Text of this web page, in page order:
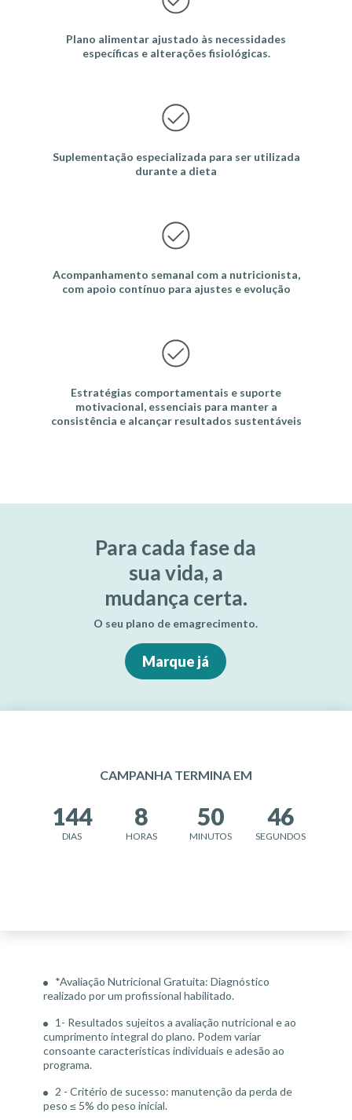
Plano alimentar ajustado às necessidades
específicas e alterações fisiológicas.
Suplementação especializada para ser utilizada
durante a dieta
Acompanhamento semanal com a nutricionista,
com apoio contínuo para ajustes e evolução
Estratégias comportamentais e suporte
motivacional, essenciais para manter a
consistência e alcançar resultados sustentáveis
Para cada fase da
sua vida, a
mudança certa.
O seu plano de emagrecimento.
Marque já
CAMPANHA TERMINA EM
144
DIAS
8
HORAS
50
MINUTOS
45
SEGUNDOS
*Avaliação Nutricional Gratuita: Diagnóstico
realizado por um profissional habilitado.
1- Resultados sujeitos a avaliação nutricional e ao
cumprimento integral do plano. Podem variar
consoante características individuais e adesão ao
programa.
2 - Critério de sucesso: manutenção da perda de
peso ≤ 5% do peso inicial.